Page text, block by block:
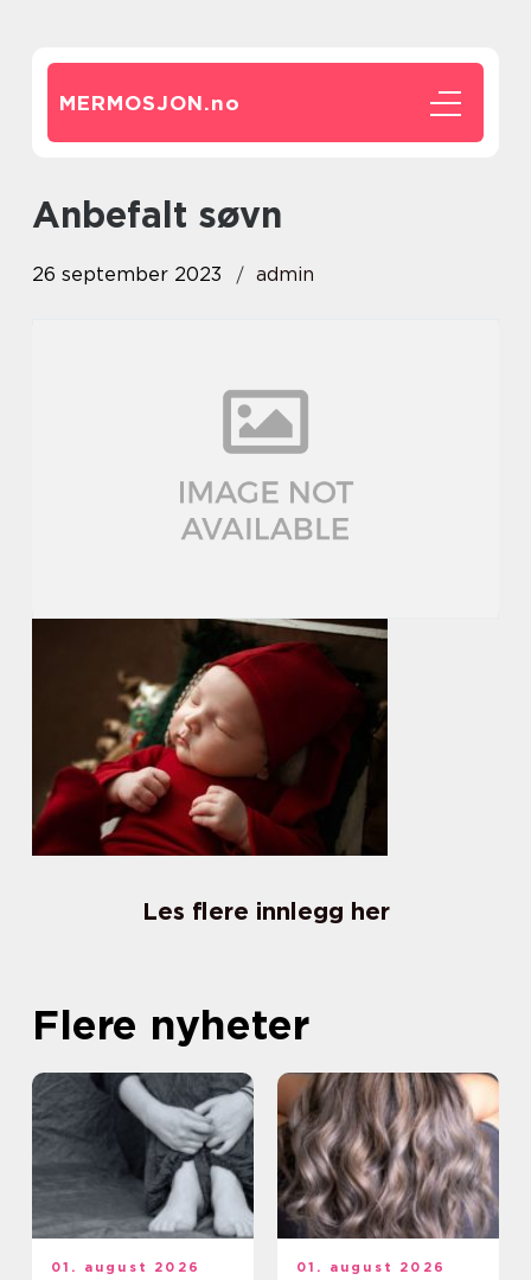
MERMOSJON.no
anbefalt søvn
26 september 2023 admin
Les flere innlegg her
Flere nyheter
01. august 2026 01. august 2026